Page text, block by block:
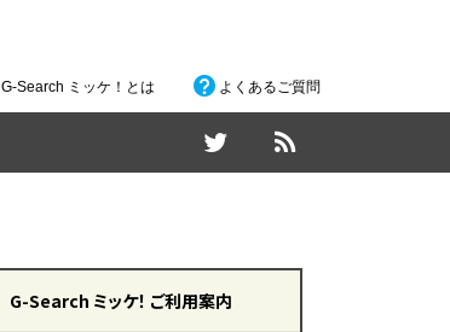
G-Search ミッケ！とは よくあるご質問
G-Search ミッケ！ ご利用案内